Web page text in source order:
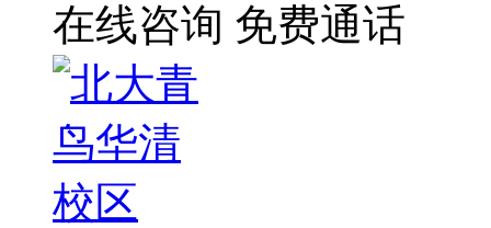
在线咨询 免费通话